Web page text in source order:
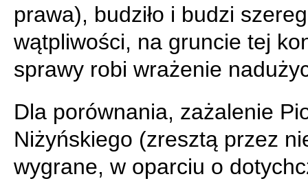
prawa), budziło i budzi szereg
wątpliwości, na gruncie tej
sprawy robi wrażenie
Dla porównania, zażalenie
Niżyńskiego (zresztą przez
wygrane, w oparciu o